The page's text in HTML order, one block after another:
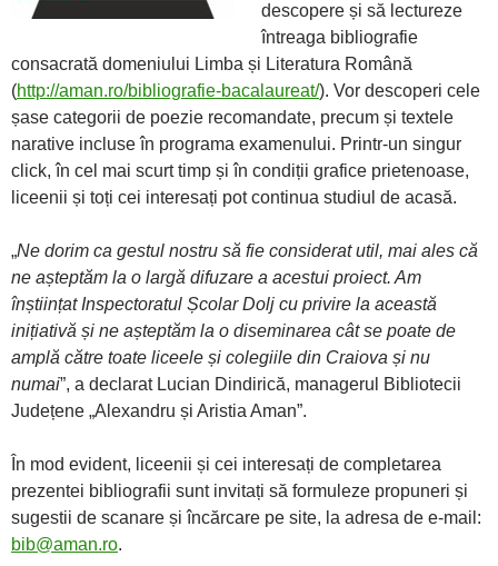
descopere și să lectureze
întreaga bibliografie
consacrată domeniului Limba și Literatura Română
(http://aman.ro/bibliografie-bacalaureat/). Vor descoperi cele
șase categorii de poezie recomandate, precum și textele
narative incluse în programa examenului. Printr-un singur
click, în cel mai scurt timp și în condiții grafice prietenoase,
liceenii și toți cei interesați pot continua studiul de acasă.
„Ne dorim ca gestul nostru să fie considerat util, mai ales că
ne așteptăm la o largă difuzare a acestui proiect. Am
înștiințat Inspectoratul Școlar Dolj cu privire la această
inițiativă și ne așteptăm la o diseminarea cât se poate de
amplă către toate liceele și colegiile din Craiova și nu
numai”, a declarat Lucian Dindirică, managerul Bibliotecii
Județene „Alexandru și Aristia Aman”.
În mod evident, liceenii și cei interesați de completarea
prezentei bibliografii sunt invitați să formuleze propuneri și
sugestii de scanare și încărcare pe site, la adresa de e-mail:
bib@aman.ro.